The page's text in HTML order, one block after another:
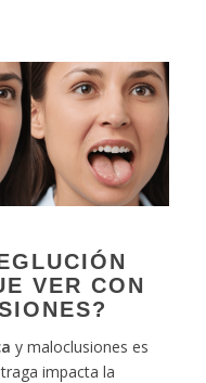
VER CON
y maloclusiones es
impacta la